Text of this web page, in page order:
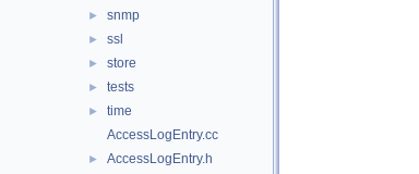
► snmp
► ssl
► store
► tests
►
time
AccessLogEntry.cc
► AccessLogEntry.h